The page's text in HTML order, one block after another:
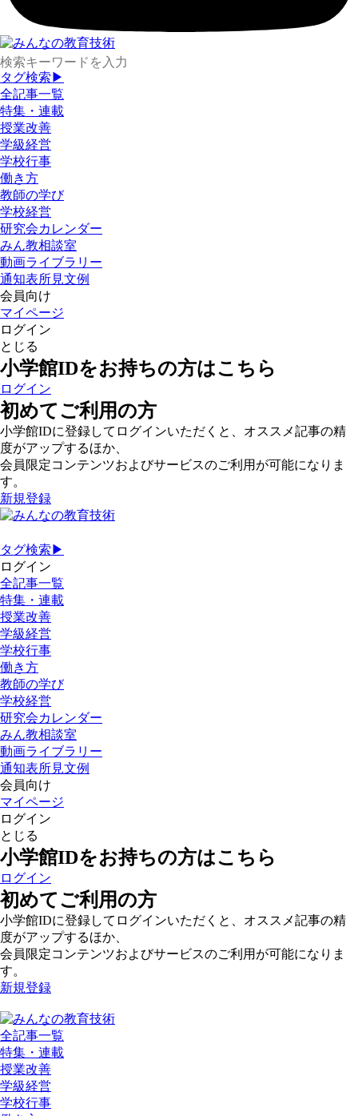
タグ検索▶
全記事一覧
特集・連載
授業改善
学級経営
学校行事
働き方
教師の学び
学校経営
研究会カレンダー
みん教相談室
動画ライブラリー
通知表所見文例
会員向け
マイページ
ログイン
とじる
小学館IDをお持ちの方はこちら
ログイン
初めてご利用の方
小学館IDに登録してログインいただくと、オススメ記事の精
度がアップするほか、
会員限定コンテンツおよびサービスのご利用が可能になりま
す。
新規登録
タグ検索▶
ログイン
全記事一覧
特集・連載
授業改善
学級経営
学校行事
働き方
教師の学び
学校経営
研究会カレンダー
みん教相談室
動画ライブラリー
通知表所見文例
会員向け
マイページ
ログイン
とじる
小学館IDをお持ちの方はこちら
ログイン
初めてご利用の方
小学館IDに登録してログインいただくと、オススメ記事の精
度がアップするほか、
会員限定コンテンツおよびサービスのご利用が可能になりま
す。
新規登録
全記事一覧
特集・連載
授業改善
学級経営
学校行事